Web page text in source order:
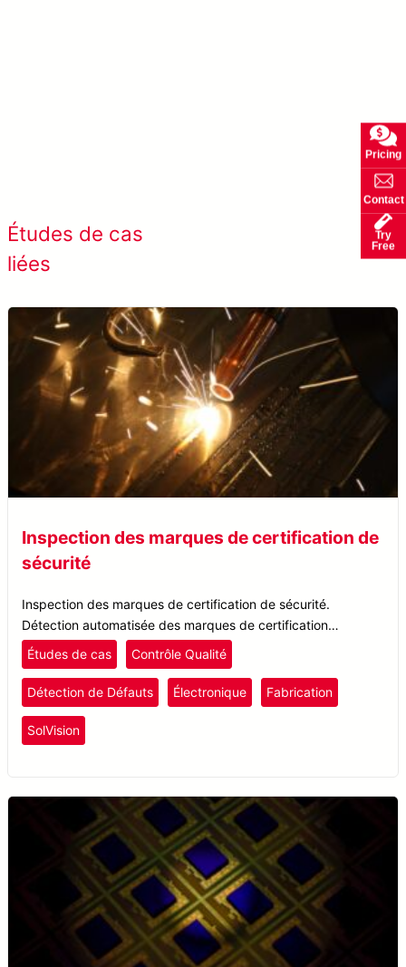
Études de cas
liées
Inspection des marques de certification de
sécurité
Inspection des marques de certification de sécurité.
Détection automatisée des marques de certification
défectueuses par l’IA de Solomon SolVision.
Études de cas Contrôle Qualité
Détection de Défauts Électronique Fabrication
SolVision
Pricing
Contact
Try
Free